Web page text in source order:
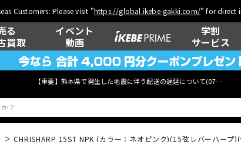
Customers: Please visit "https://global.ikebe-gakki.com/" for direct
る
買取
イベント
動画
学割
サービス
【重要】熊本県で発生した地震に伴う配送の遅延について(07月29日
CHRISHARP 15ST NPK (カラー：ネオピンク)(15弦レバーハープ